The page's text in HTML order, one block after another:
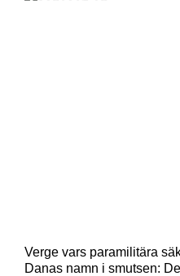
Verge vars paramilitära
Danas namn i smutsen: